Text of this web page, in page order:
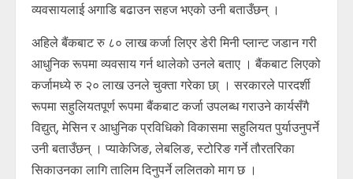
व्यवसायलाई अगाडि बढाउन सहज भएको उनी बताउँछन् ।
अहिले बैंकबाट रु ८० लाख कर्जा लिएर डेरी मिनी प्लान्ट जडान गरी
आधुनिक रूपमा व्यवसाय गर्न थालेको उनले बताए । बैंकबाट लिएको
कर्जामध्ये रु २० लाख उनले चुक्ता गरेका छा् । सरकारले पारदर्शी
रूपमा सहुलियतपूर्ण रूपमा बैंकबाट कर्जा उपलब्ध गराउने कार्यसँगै
विद्युत्, मेसिन र आधुनिक प्रविधिको विकासमा सहुलियत पुर्याउनुपर्ने
उनी बताउँछन् । प्याकेजिङ, लेबलिङ, स्टोरिङ गर्ने तौरतरिका
सिकाउनका लागि तालिम दिनुपर्ने ललितको माग छ ।